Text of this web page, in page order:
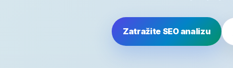
Zatražite SEO analizu